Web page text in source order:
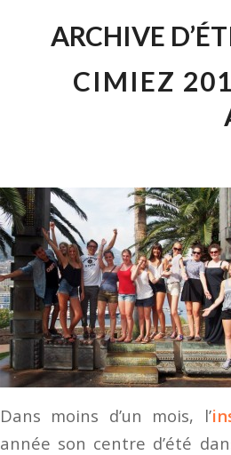
ARCHIVE
CIMIEZ
Dans moins d’un mois, l’
année son centre d’été